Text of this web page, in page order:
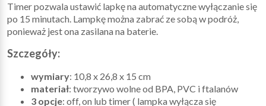
Timer pozwala ustawić lapkę na automatyczne wyłączanie się
po 15 minutach. Lampkę można zabrać ze sobą w podróż,
ponieważ jest ona zasilana na baterie.
Szczegóły:
wymiary: 10,8 x 26,8 x 15 cm
materiał: tworzywo wolne od BPA, PVC i ftalanów
3 opcje: off, on lub timer ( lampka wyłącza się